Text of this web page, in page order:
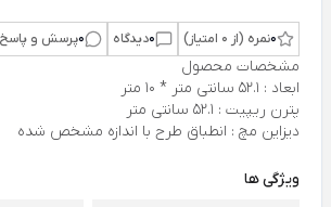
0نمره (از 0 امتیاز) 0دیدگاه 0پرسش و پاسخ
مشخصات محصول
ابعاد : 52.1 سانتی متر * 10 متر
پترن ریپیت : 52.1 سانتی متر
دیزاین مچ : انطباق طرح با اندازه مشخص شده
ویژگی ها